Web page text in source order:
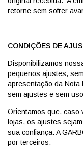
retorne sem sofrer
CONDIÇÕES DE
Disponibilizamos
pequenos ajustes,
apresentação da Nota
sem ajustes e sem
Orientamos que, caso
lojas, os ajustes
sua confiança. A
por terceiros.